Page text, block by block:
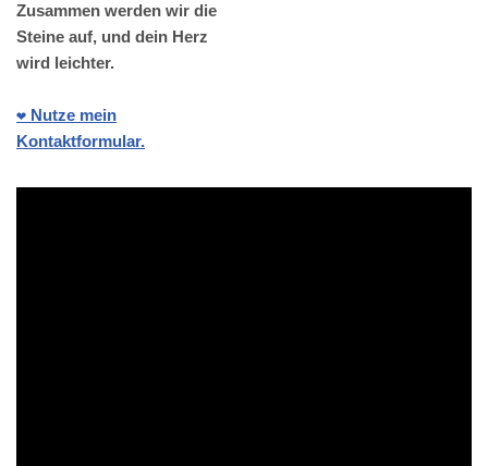
Zusammen werden wir die
Steine auf, und dein Herz
wird leichter.
❤️ Nutze mein
Kontaktformular.